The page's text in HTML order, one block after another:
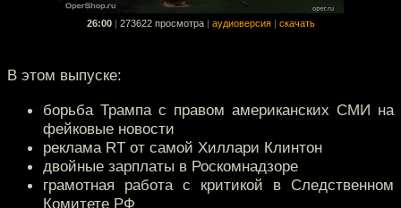
26:00 273622 просмотра аудиоверсия скачать
В этом выпуске:
борьба Трампа с правом американских СМИ на
фейковые новости
реклама RT от самой Хиллари Клинтон
двойные зарплаты в Роскомнадзоре
грамотная работа с критикой в Следственном
Комитете РФ